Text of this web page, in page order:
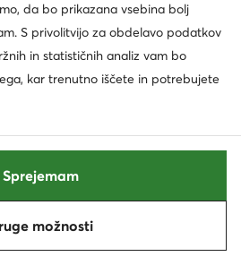
G-Star Raw
Naslednja
da bo prikazana vsebina bolj
S privolitvijo za obdelavo podatkov
in statističnih analiz vam bo
kar trenutno iščete in potrebujete
možnosti
Sprejemam